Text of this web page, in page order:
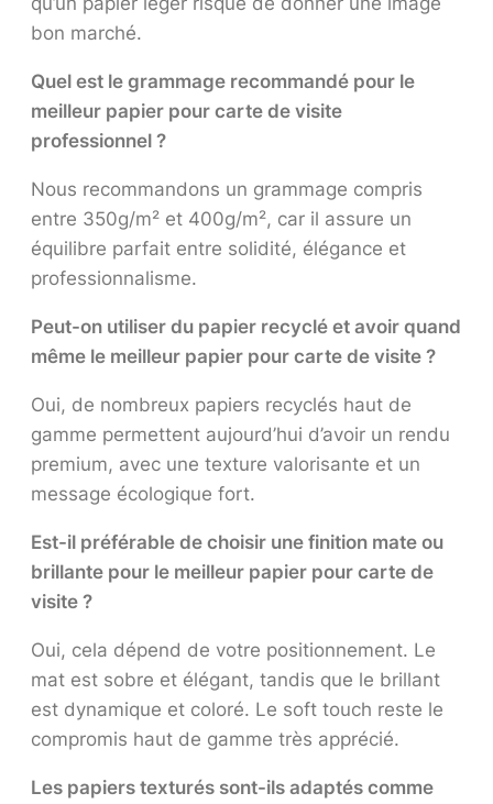
bon marché.
Quel est le grammage recommandé pour le
meilleur papier pour carte de visite
professionnel ?
Nous recommandons un grammage compris
entre 350g/m² et 400g/m², car il assure un
équilibre parfait entre solidité, élégance et
professionnalisme.
Peut-on utiliser du papier recyclé et avoir quand
même le meilleur papier pour carte de visite ?
Oui, de nombreux papiers recyclés haut de
gamme permettent aujourd’hui d’avoir un rendu
premium, avec une texture valorisante et un
message écologique fort.
Est-il préférable de choisir une finition mate ou
brillante pour le meilleur papier pour carte de
visite ?
Oui, cela dépend de votre positionnement. Le
mat est sobre et élégant, tandis que le brillant
est dynamique et coloré. Le soft touch reste le
compromis haut de gamme très apprécié.
Les papiers texturés sont-ils adaptés comme